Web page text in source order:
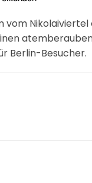
vom
Berlin-Besucher.